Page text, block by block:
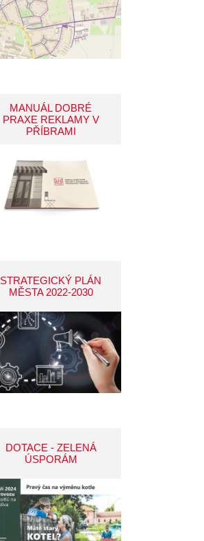
MANUÁL DOBRÉ
PRAXE REKLAMY V
PŘÍBRAMI
STRATEGICKÝ PLÁN
MĚSTA 2022-2030
DOTACE - ZELENÁ
ÚSPORÁM